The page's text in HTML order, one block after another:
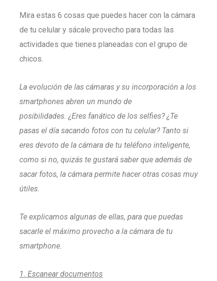
Mira estas 6 cosas que puedes hacer con la cámara
de tu celular y sácale provecho para todas las
actividades que tienes planeadas con el grupo de
chicos.
La evolución de las cámaras y su incorporación a los
smartphones abren un mundo de
posibilidades. ¿Eres fanático de los selfies? ¿Te
pasas el día sacando fotos con tu celular? Tanto si
eres devoto de la cámara de tu teléfono inteligente,
como si no, quizás te gustará saber que además de
sacar fotos, la cámara permite hacer otras cosas muy
útiles.
Te explicamos algunas de ellas, para que puedas
sacarle el máximo provecho a la cámara de tu
smartphone.
1. Escanear documentos